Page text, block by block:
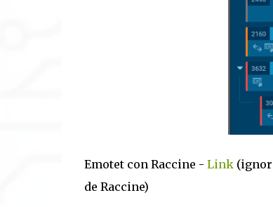
Emotet con Raccine - Link
de Raccine)